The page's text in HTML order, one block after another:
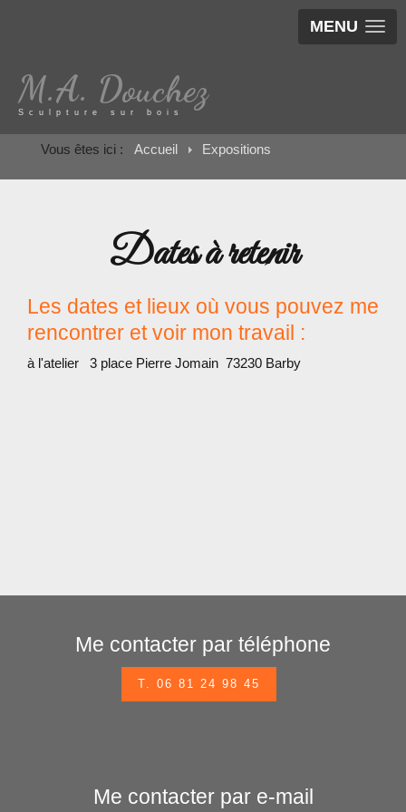
MENU
M.A. Douchez
Sculpture sur bois
Vous êtes ici : Accueil Expositions
Dates à retenir
Les dates et lieux où vous pouvez me
rencontrer et voir mon travail :
à l'atelier 3 place Pierre Jomain 73230 Barby
Me contacter par téléphone
T. 06 81 24 98 45
Me contacter par e-mail